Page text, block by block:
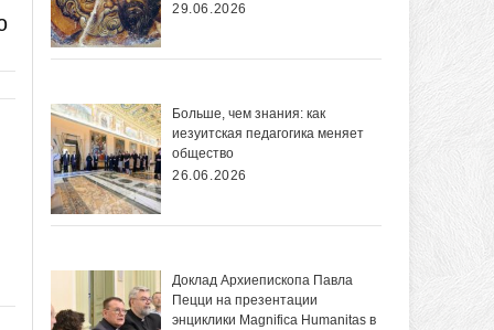
29.06.2026
Больше, чем знания: как
иезуитская педагогика меняет
общество
26.06.2026
Доклад Архиепископа Павла
Пецци на презентации
энциклики Magnifica Нumanitas в